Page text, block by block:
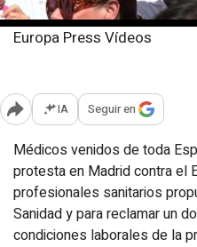
Europa Press Vídeos
Abrir opciones para
IA Seguir en
Médicos venidos de toda
protesta en Madrid contra el
profesionales sanitarios
Sanidad y para reclamar un
condiciones laborales de la